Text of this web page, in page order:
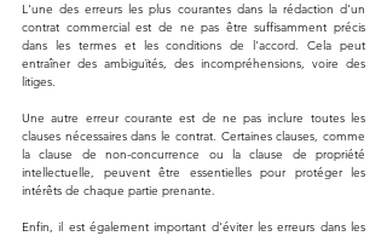
L'une des erreurs les plus courantes dans la rédaction d'un
contrat commercial est de ne pas être suffisamment précis
dans les termes et les conditions de l'accord. Cela peut
entraîner des ambiguïtés, des incompréhensions, voire des
litiges.
Une autre erreur courante est de ne pas inclure toutes les
clauses nécessaires dans le contrat. Certaines clauses, comme
la clause de non-concurrence ou la clause de propriété
intellectuelle, peuvent être essentielles pour protéger les
intérêts de chaque partie prenante.
Enfin, il est également important d'éviter les erreurs dans les